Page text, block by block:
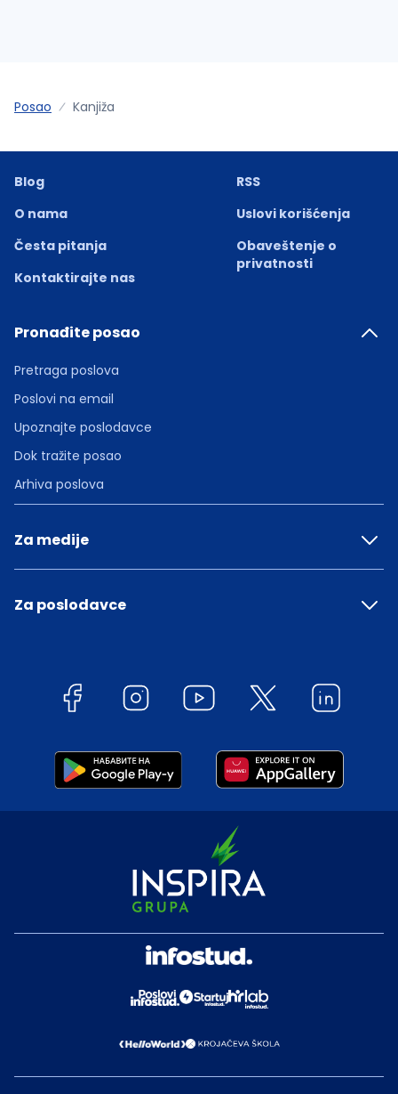
Posao Kanjiža
Blog
O nama
Česta pitanja
Kontaktirajte nas
RSS
Uslovi korišćenja
Obaveštenje o
privatnosti
Pronađite posao
Pretraga poslova
Poslovi na email
Upoznajte poslodavce
Dok tražite posao
Arhiva poslova
Za medije
Za poslodavce